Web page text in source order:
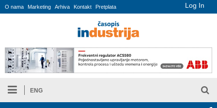
Log In
O nama Marketing Arhiva Kontakt Pretplata
ENG